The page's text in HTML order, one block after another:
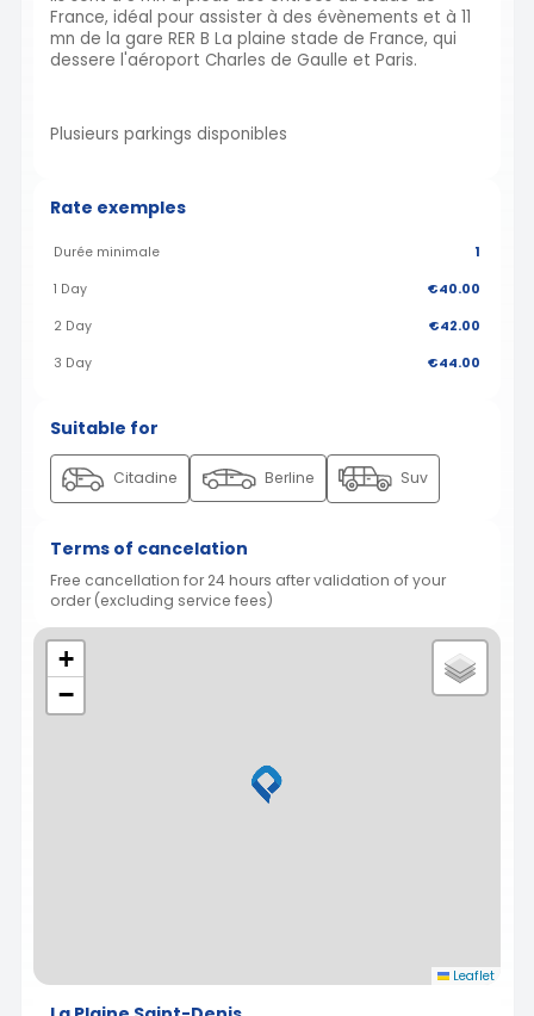
France, idéal pour assister à des évènements et à 11
mn de la gare RER B La plaine stade de France, qui
dessere l'aéroport Charles de Gaulle et Paris.
Plusieurs parkings disponibles
Rate exemples
Durée minimale 1
1 Day €40.00
2 Day €42.00
3 Day €44.00
Suitable for
Citadine Berline Suv
Terms of cancelation
Free cancellation for 24 hours after validation of your
order (excluding service fees)
+
−
Leaflet